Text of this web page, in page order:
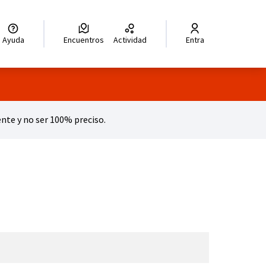
el idioma Choisir la langue Wybierz język Dil seçinizزبان را انتخاب کنید Ayuda Encuentros Actividad Entra
y no ser 100% preciso.